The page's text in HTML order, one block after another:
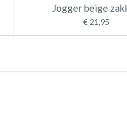
Jogger beige
€ 21,95